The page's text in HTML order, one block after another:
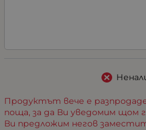
Продуктът вече е
поща, за да Ви уведомим щом
Ви предложим негов